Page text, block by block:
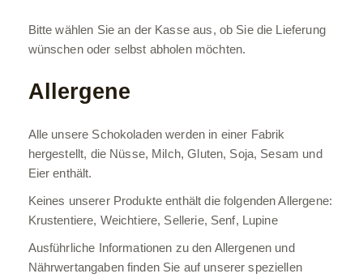
Bitte wählen Sie an der Kasse aus, ob Sie die Lieferung
wünschen oder selbst abholen möchten.
Allergene
Alle unsere Schokoladen werden in einer Fabrik
hergestellt, die Nüsse, Milch, Gluten, Soja, Sesam und
Eier enthält.
Keines unserer Produkte enthält die folgenden Allergene:
Krustentiere, Weichtiere, Sellerie, Senf, Lupine
Ausführliche Informationen zu den Allergenen und
Nährwertangaben finden Sie auf unserer speziellen